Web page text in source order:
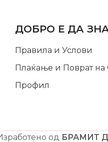
ДОБРО Е ДА
Правила и Услови
Плаќање и Поврат на
Профил
од БРАМИТ